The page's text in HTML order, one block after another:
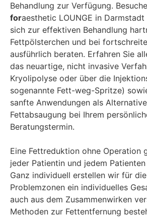
Behandlung zur Verfügung.
foraesthetic LOUNGE in Darmstadt
sich zur effektiven Behandlung
Fettpölsterchen und bei
ausführlich beraten. Erfahren Sie
das neuartige, nicht invasive
Kryolipolyse oder über die
sogenannte Fett-weg-Spritze)
sanfte Anwendungen als
Fettabsaugung bei Ihrem
Beratungstermin.
Eine Fettreduktion ohne Operation
jeder Patientin und jedem
Ganz individuell erstellen wir für
Problemzonen ein individuelles
auch aus dem Zusammenwirken
Methoden zur Fettentfernung